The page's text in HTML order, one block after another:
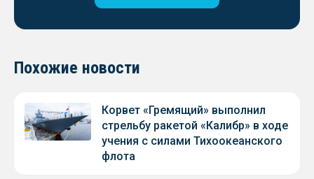
Похожие новости
Корвет «Гремящий» выполнил
стрельбу ракетой «Калибр» в ходе
учения с силами Тихоокеанского
флота